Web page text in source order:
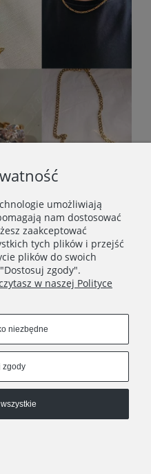
online z biżuterią ze stali
umożliwiają
nam dostosować
zaakceptować
tych plików i przejść
plików do swoich
zgody".
w naszej Polityce
niezbędne
zgody